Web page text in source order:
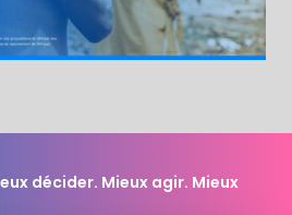
décider. Mieux agir. Mieux